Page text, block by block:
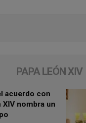
PAPA LEÓN XIV
acuerdo con
XIV nombra un